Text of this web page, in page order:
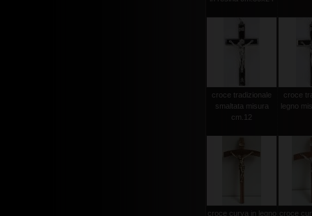
croce tradizionale
smaltata misura
cm.12
croce
legno
croce curva in legno
croce